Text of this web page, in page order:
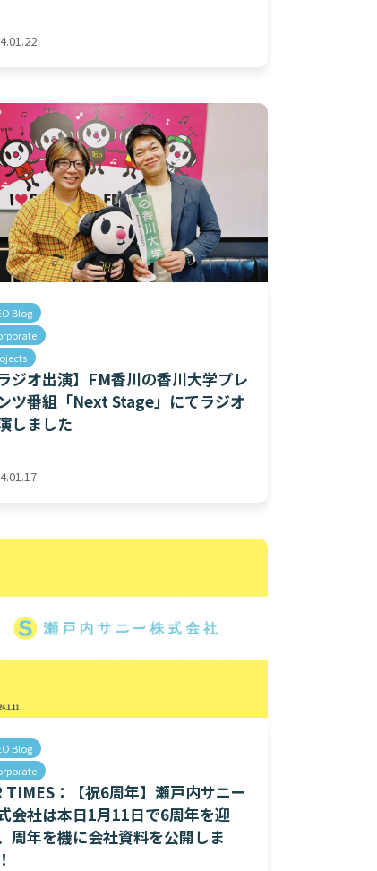
Blog
ラジオ出演】FM香川の香川大学プレ
ツ番組「Next Stage」にてラジオ
しました
Blog
TIMES：【祝6周年】瀬戸内サニー
会社は本日1月11日で6周年を迎
周年を機に会社資料を公開しま